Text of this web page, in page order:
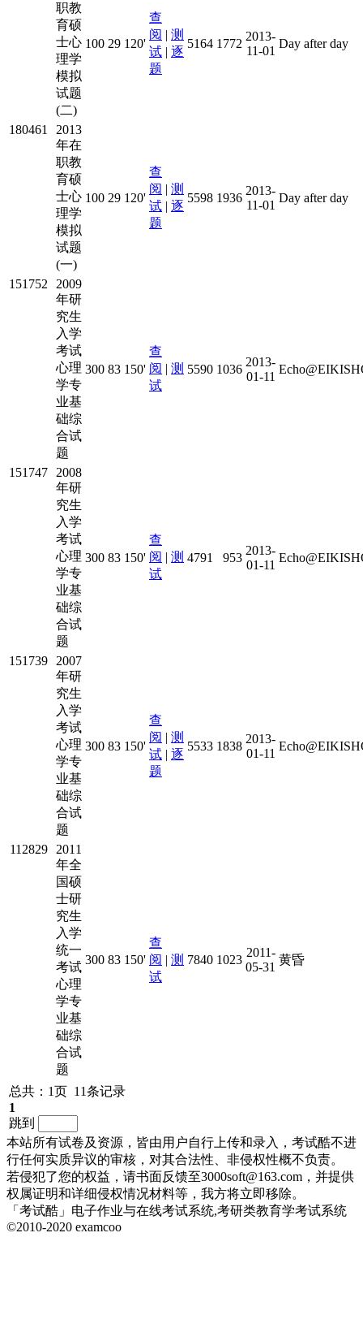
职教
育硕
士心
理学
模拟
试题
(二)
100 29 120'
查
阅 | 测
试 | 逐
题
5164 1772
2013-
11-01
Day after day
180461
2013
年在
职教
育硕
士心
理学
模拟
试题
(一)
100 29 120'
查
阅 | 测
试 | 逐
题
5598 1936
2013-
11-01
Day after day
151752
2009
年研
究生
入学
考试
心理
学专
业基
础综
合试
题
300 83 150'
查
阅 | 测
试
5590 1036
2013-
01-11
151747
2008
年研
究生
入学
考试
心理
学专
业基
础综
合试
题
300 83 150'
查
阅 | 测
试
4791 953
2013-
01-11
151739
2007
年研
究生
入学
考试
心理
学专
业基
础综
合试
题
300 83 150'
查
阅 | 测
试 | 逐
题
5533 1838
2013-
01-11
112829
2011
年全
国硕
士研
究生
入学
统一
考试
心理
学专
业基
础综
合试
题
300 83 150'
查
阅 | 测
试
7840 1023
2011-
05-31
黄昏
总共：1页 11条记录
1
跳到
本站所有试卷及资源，皆由用户自行上传和录入，考试酷不进
行任何实质异议的审核，对其合法性、非侵权性概不负责。
若侵犯了您的权益，请书面反馈至3000soft@163.com，并提供
权属证明和详细侵权情况材料等，我方将立即移除。
「考试酷」电子作业与在线考试系统,考研类教育学考试系统
©2010-2020 examcoo